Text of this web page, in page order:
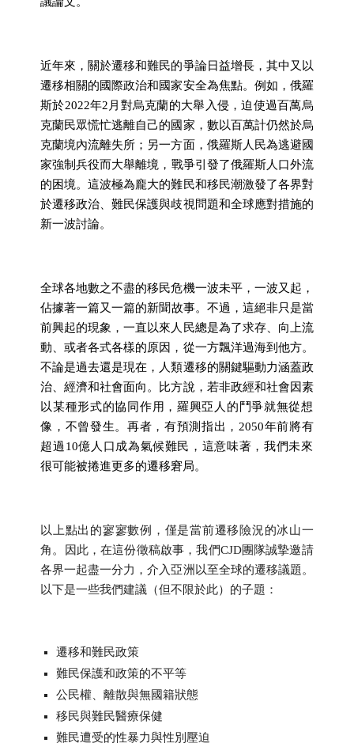
近年來，關於遷移和難民的爭論日益增長， 其中又以
遷移相關的國際政治和國家安全為焦點。例如， 俄羅
斯於2022年2月對烏克蘭的大舉入侵，迫使過百萬烏
克蘭民眾慌忙逃離自己的國家， 數以百萬計仍然於烏
克蘭境內流離失所；另一方面， 俄羅斯人民為逃避國
家強制兵役而大舉離境， 戰爭引發了俄羅斯人口外流
的困境。這波極為龐大的難民和移民潮激發了各界對
於遷移政治、難民保護與歧視問題和全球應對措施的
新一波討論。
全球各地數之不盡的移民危機一波未平，一波又起，
佔據著一篇又一篇的新聞故事。不過，這絕非只是當
前興起的現象，一直以來人民總是為了求存、向上流
動、或者各式各樣的原因， 從一方飄洋過海到他方。
不論是過去還是現在， 人類遷移的關鍵驅動力涵蓋政
治、經濟和社會面向。比方說， 若非政經和社會因素
以某種形式的協同作用， 羅興亞人的鬥爭就無從想
像，不曾發生。再者，有預測指出， 2050年前將有
超過10億人口成為氣候難民，這意味著，我們未來
很可能被捲進更多的遷移窘局。
以上點出的寥寥數例，僅是當前遷移險況的冰山一
角。因此，在這份徵稿啟事，我們CJD團隊誠摯邀請
各界一起盡一分力，介入亞洲以至全球的遷移議題。
以下是一些我們建議（但不限於此） 的子題：
遷移和難民政策
難民保護和政策的不平等
公民權、離散與無國籍狀態
移民與難民醫療保健
難民遭受的性暴力與性別壓迫